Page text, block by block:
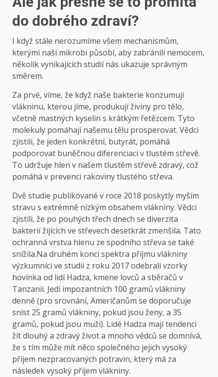
do dobrého zdraví?
I když stále nerozumíme všem mechanismům,
kterými naši mikrobi působí, aby zabránili nemocem,
několik vynikajících studií nás ukazuje správným
směrem.
Za prvé, víme, že když naše bakterie konzumují
vlákninu, kterou jíme, produkují živiny pro tělo,
včetně mastných kyselin s krátkým řetězcem. Tyto
molekuly pomáhají našemu tělu prosperovat. Vědci
zjistili, že jeden konkrétní, butyrát, pomáhá
podporovat buněčnou diferenciaci v tlustém střevě.
To udržuje hlen v našem tlustém střevě zdravý, což
pomáhá v prevenci rakoviny tlustého střeva.
Dvě studie publikované v roce 2018 poskytly myším
stravu s extrémně nízkým obsahem vlákniny. Vědci
zjistili, že po pouhých třech dnech se diverzita
bakterií žijících ve střevech desetkrát zmenšila. Tato
ochranná vrstva hlenu ze spodního střeva se také
snížila.Na druhém konci spektra příjmu vlákniny
výzkumníci ve studii z roku 2017 odebrali vzorky
hovínka od lidí Hadza, kmene lovců a sběračů v
Tanzanii. Jedí impozantních 100 gramů vlákniny
denně (pro srovnání, Američanům se doporučuje
sníst 25 gramů vlákniny, pokud jsou ženy, a 35
gramů, pokud jsou muži). Lidé Hadza mají tendenci
žít dlouhý a zdravý život a mnoho vědců se domnívá,
že s tím může mít něco společného jejich vysoký
příjem nezpracovaných potravin, který má za
následek vysoký příjem vlákniny.